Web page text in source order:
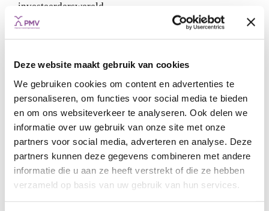
Deze website maakt gebruik van cookies
We gebruiken cookies om content en advertenties te
personaliseren, om functies voor social media te bieden
en om ons websiteverkeer te analyseren. Ook delen we
informatie over uw gebruik van onze site met onze
partners voor social media, adverteren en analyse. Deze
partners kunnen deze gegevens combineren met andere
informatie die u aan ze heeft verstrekt of die ze hebben
verzameld op basis van uw gebruik van hun services.
investeerderswereld.
verankeren. Uit OESO-onderzoek blijkt dat de
toekomstige groei in werkgelegenheid voor een
significant deel zal afhangen van onze sterke
groeibedrijven. Met deze kapitaalverhoging zetten we
in op bedrijven die de startup-fase ontgroeid zijn en
nu internationaal willen opschalen. Zij zijn de
komende jaren de grote leverancier van jobs, dus
willen we hen met onze ARKimedesfondsen bereiken
en verankeren,” zegt minister Muyters.